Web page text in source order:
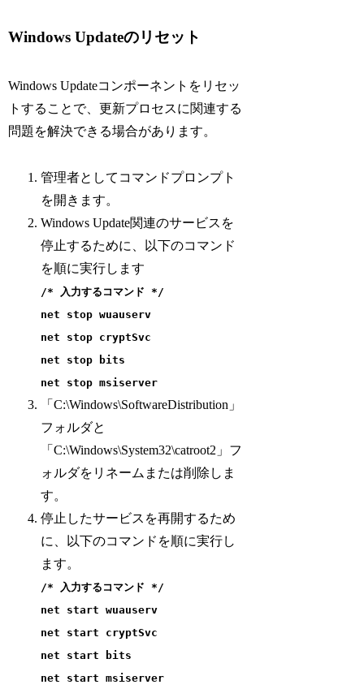
Windows Updateのリセット
Windows Updateコンポーネントをリセッ
トすることで、更新プロセスに関連する
問題を解決できる場合があります。
管理者としてコマンドプロンプト
を開きます。
Windows Update関連のサービスを
停止するために、以下のコマンド
を順に実行します
/* 入力するコマンド */
net stop wuauserv
net stop cryptSvc
net stop bits
net stop msiserver
「C:\Windows\SoftwareDistribution」
フォルダと
「C:\Windows\System32\catroot2」フ
ォルダをリネームまたは削除しま
す。
停止したサービスを再開するため
に、以下のコマンドを順に実行し
ます。
/* 入力するコマンド */
net start wuauserv
net start cryptSvc
net start bits
net start msiserver